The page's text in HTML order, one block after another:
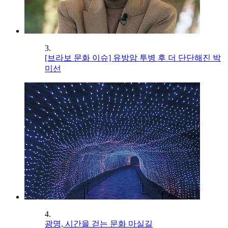
3.
[브라보 문화 이슈] 유방암 투병 후 더 단단해진 박
미선
4.
광명, 시간을 걷는 문화 마실길